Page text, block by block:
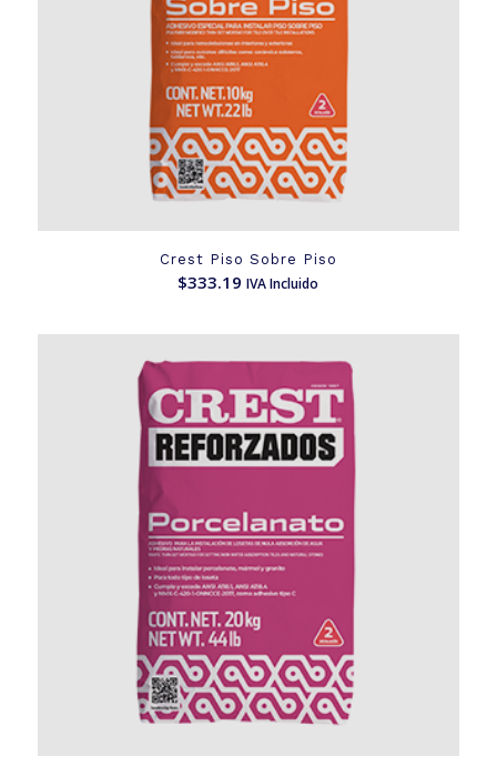
Crest Piso Sobre Piso
$333.19 IVA Incluido